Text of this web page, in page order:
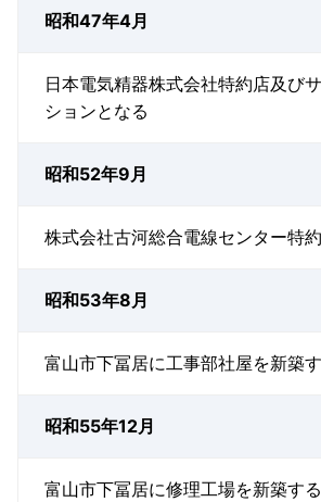
昭和47年4月
日本電気精器株式会社特約店及び
ションとなる
昭和52年9月
株式会社古河総合電線センター特
昭和53年8月
富山市下冨居に工事部社屋を新築
昭和55年12月
富山市下冨居に修理工場を新築する